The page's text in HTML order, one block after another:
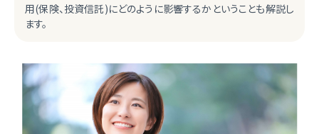
用(保険、投資信託)にどのように影響するかということも解説し
ます。